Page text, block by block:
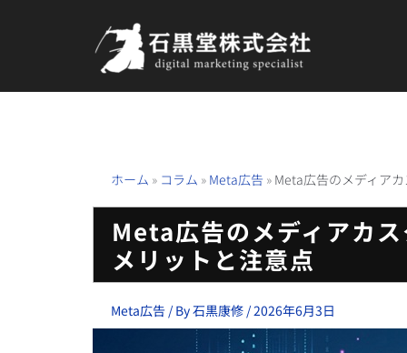
ス
ホーム » コラム » Meta広告 » Meta広告のメディア
Meta広告のメディアカ
メリットと注意点
Meta広告 / By石黒康修 /2026年6月3日